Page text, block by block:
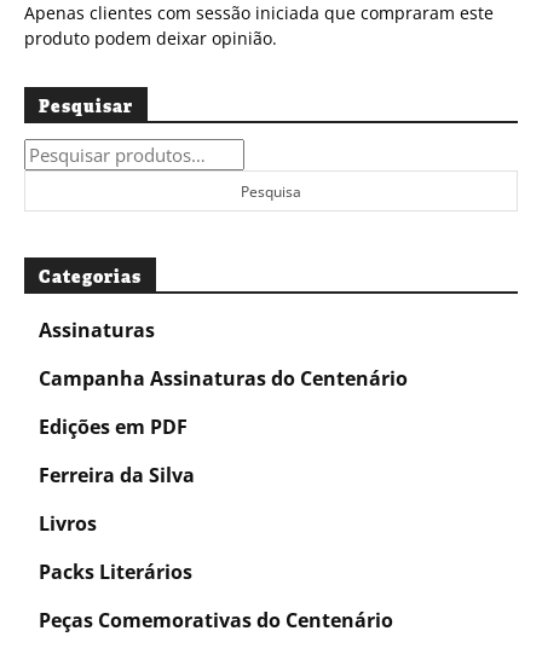
Apenas clientes com sessão iniciada que compraram este
produto podem deixar opinião.
Pesquisar
Pesquisar
por:
Pesquisa
Categorias
Assinaturas
Campanha Assinaturas do Centenário
Edições em PDF
Ferreira da Silva
Livros
Packs Literários
Peças Comemorativas do Centenário